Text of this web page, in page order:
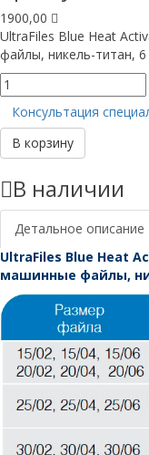
1900,00
UltraFiles Blue Heat
файлы, никель-титан,
Количество
товара
UltraFiles
Blue
21мм,
45/04
Консультация
В корзину
В наличии
Детальное описание
UltraFiles Blue Heat
машинные файлы,